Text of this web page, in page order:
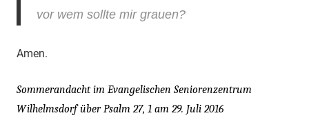
vor wem sollte mir grauen?
Amen.
Sommerandacht im Evangelischen Seniorenzentrum
Wilhelmsdorf über Psalm 27, 1 am 29. Juli 2016